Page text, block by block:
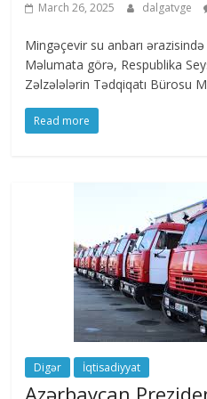
March 26, 2025 dalgatvge
Mingəçevir su anbarı ərazisində
Məlumata görə, Respublika
Zəlzələlərin Tədqiqatı Bürosu
Read more
Digər İqtisadiyyat
Azərbaycan